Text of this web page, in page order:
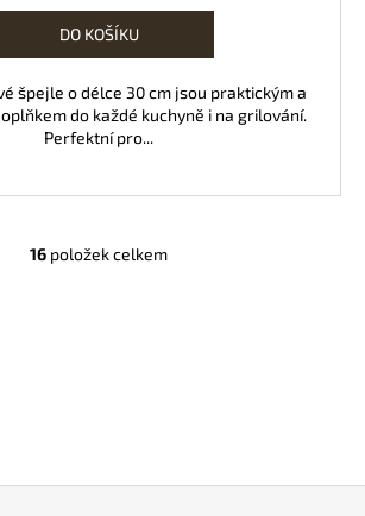
DO KOŠÍKU
špejle o délce 30 cm jsou praktickým a
do každé kuchyně i na grilování.
Perfektní pro...
O
16 položek celkem